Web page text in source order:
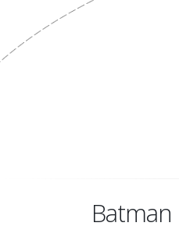
Batman